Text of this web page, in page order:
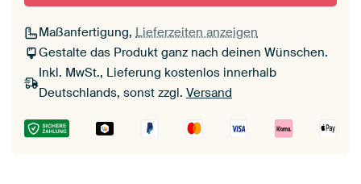
Maßanfertigung, Lieferzeiten anzeigen
Gestalte das Produkt ganz nach deinen Wünschen.
Inkl. MwSt., Lieferung kostenlos innerhalb
Deutschlands, sonst zzgl. Versand